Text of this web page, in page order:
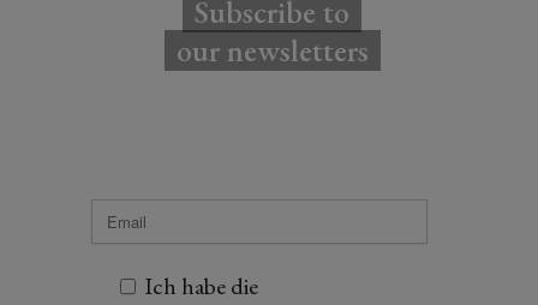
Subscribe to
our newsletters
Ich habe die